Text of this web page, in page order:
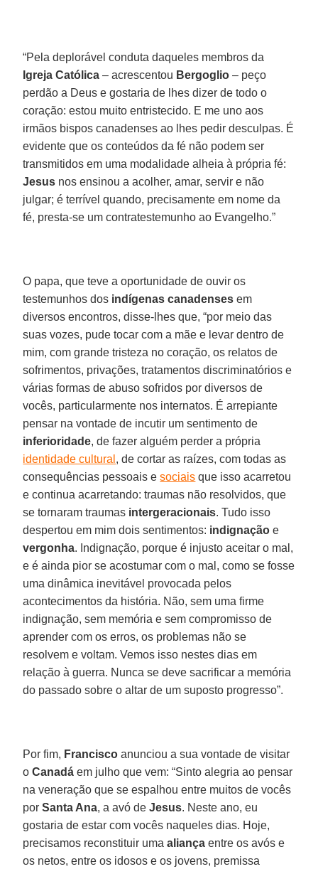
“Pela deplorável conduta daqueles membros da
Igreja Católica – acrescentou Bergoglio – peço
perdão a Deus e gostaria de lhes dizer de todo o
coração: estou muito entristecido. E me uno aos
irmãos bispos canadenses ao lhes pedir desculpas. É
evidente que os conteúdos da fé não podem ser
transmitidos em uma modalidade alheia à própria fé:
Jesus nos ensinou a acolher, amar, servir e não
julgar; é terrível quando, precisamente em nome da
fé, presta-se um contratestemunho ao Evangelho.”
O papa, que teve a oportunidade de ouvir os
testemunhos dos indígenas canadenses em
diversos encontros, disse-lhes que, “por meio das
suas vozes, pude tocar com a mãe e levar dentro de
mim, com grande tristeza no coração, os relatos de
sofrimentos, privações, tratamentos discriminatórios e
várias formas de abuso sofridos por diversos de
vocês, particularmente nos internatos. É arrepiante
pensar na vontade de incutir um sentimento de
inferioridade, de fazer alguém perder a própria
identidade cultural , de cortar as raízes, com todas as
consequências pessoais esociais que isso acarretou
e continua acarretando: traumas não resolvidos, que
se tornaram traumas intergeracionais. Tudo isso
despertou em mim dois sentimentos: indignação e
vergonha. Indignação, porque é injusto aceitar o mal,
e é ainda pior se acostumar com o mal, como se fosse
uma dinâmica inevitável provocada pelos
acontecimentos da história. Não, sem uma firme
indignação, sem memória e sem compromisso de
aprender com os erros, os problemas não se
resolvem e voltam. Vemos isso nestes dias em
relação à guerra. Nunca se deve sacrificar a memória
do passado sobre o altar de um suposto progresso”.
Por fim, Francisco anunciou a sua vontade de visitar
oCanadá em julho que vem: “Sinto alegria ao pensar
na veneração que se espalhou entre muitos de vocês
porSanta Ana, a avó deJesus. Neste ano, eu
gostaria de estar com vocês naqueles dias. Hoje,
precisamos reconstituir umaaliança entre os avós e
os netos, entre os idosos e os jovens, premissa